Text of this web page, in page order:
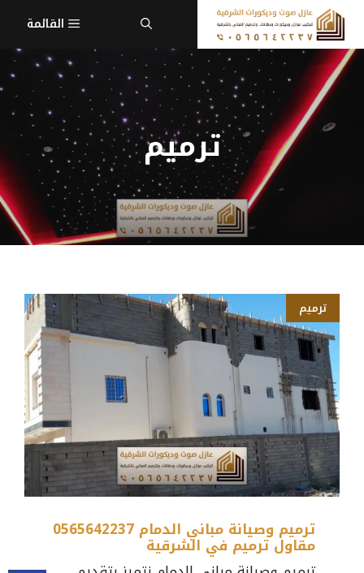
انتقل
إلى
المحتوى
القائمة
ترميم
ترميم
ترميم وصيانة مباني الدمام 0565642237
مقاول ترميم في الشرقية